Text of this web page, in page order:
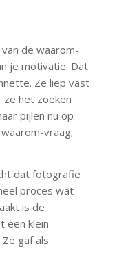
de waarom-
je motivatie. Dat
Ze liep vast
ze het zoeken
pijlen nu op
vraag;
dat fotografie
proces wat
is de
een klein
gaf als